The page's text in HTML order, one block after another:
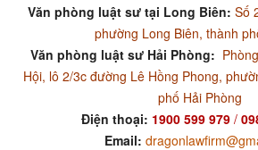
Văn phòng luật sư tại Long Biên: Số
phường Long Biên, thành
Văn phòng luật sư Hải Phòng:
Hội, lô 2/3c đường Lê Hồng Phong,
phố Hải Phòng
Điện thoại: 1900 599 979/
Email: